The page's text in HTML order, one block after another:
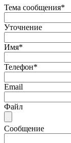
Тема сообщения*
Уточнение
Имя*
Телефон*
Email
Файл
Сообщение